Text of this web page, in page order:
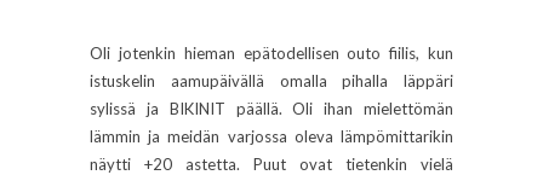
Oli jotenkin hieman epätodellisen outo fiilis, kun
istuskelin aamupäivällä omalla pihalla läppäri
sylissä ja BIKINIT päällä. Oli ihan mielettömän
lämmin ja meidän varjossa oleva lämpömittarikin
näytti +20 astetta. Puut ovat tietenkin vielä